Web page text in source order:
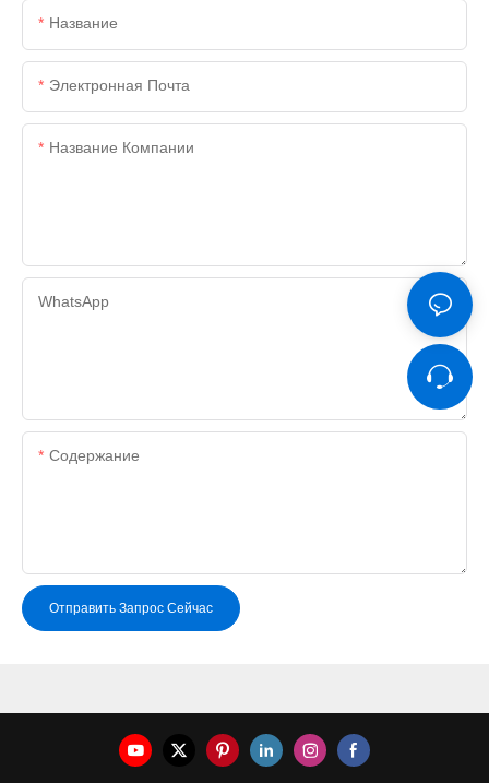
Название
Электронная Почта
Название Компании
WhatsApp
Содержание
Отправить Запрос Сейчас